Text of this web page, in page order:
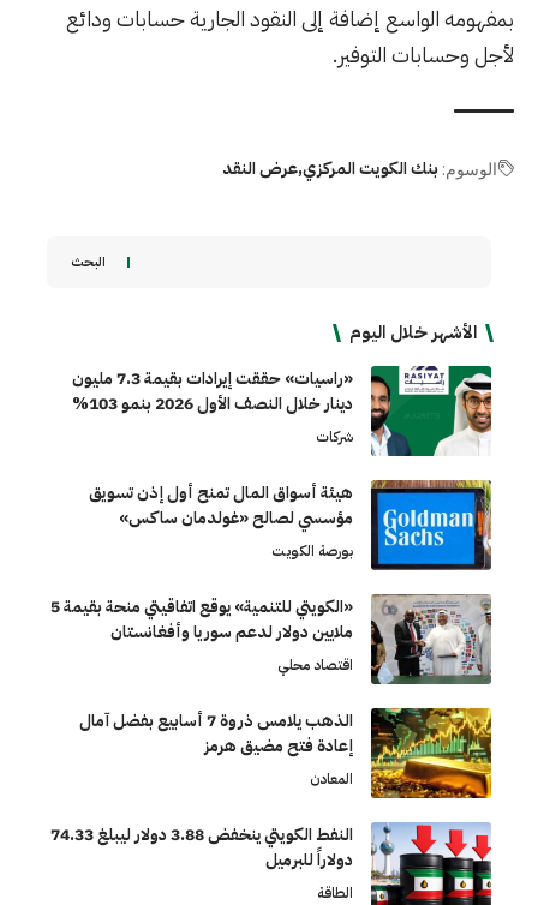
بمفهومه الواسع إضافة إلى النقود الجارية حسابات ودائع
لأجل وحسابات التوفير.
الوسوم: بنك الكويت المركزيعرض النقد
البحث
الأشهر خلال اليوم
«راسيات» حققت إيرادات بقيمة 7.3 مليون
دينار خلال النصف الأول 2026 بنمو 103%
شركات
هيئة أسواق المال تمنح أول إذن تسويق
مؤسسي لصالح «غولدمان ساكس»
بورصة الكويت
«الكويتي للتنمية» يوقع اتفاقيتي منحة بقيمة 5
ملايين دولار لدعم سوريا وأفغانستان
اقتصاد محلي
الذهب يلامس ذروة 7 أسابيع بفضل آمال
إعادة فتح مضيق هرمز
المعادن
النفط الكويتي ينخفض 3.88 دولار ليبلغ 74.33
دولاراً للبرميل
الطاقة